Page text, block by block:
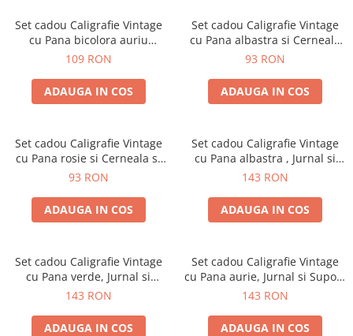
Set cadou Caligrafie Vintage
cu Pana bicolora auriu
albastru si Accesorii pentru
109 RON
ADAUGA IN COS
Set cadou Caligrafie Vintage
cu Pana albastra si Cerneala
si Accesorii, 7 piese
93 RON
ADAUGA IN COS
Set cadou Caligrafie Vintage
cu Pana rosie si Cerneala si
Accesorii, 7 piese
93 RON
ADAUGA IN COS
Set cadou Caligrafie Vintage
cu Pana albastra , Jurnal si
Suport pentru stilou, 9 piese
143 RON
ADAUGA IN COS
Set cadou Caligrafie Vintage
cu Pana verde, Jurnal si
Suport pentru stilou, 9 piese
143 RON
ADAUGA IN COS
Set cadou Caligrafie Vintage
cu Pana aurie, Jurnal si Suport
pentru stilou, 9 piese
143 RON
ADAUGA IN COS